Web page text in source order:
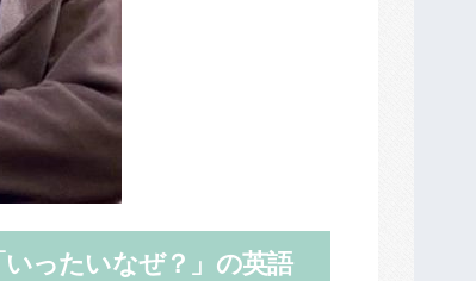
ったいなぜ？」の英語